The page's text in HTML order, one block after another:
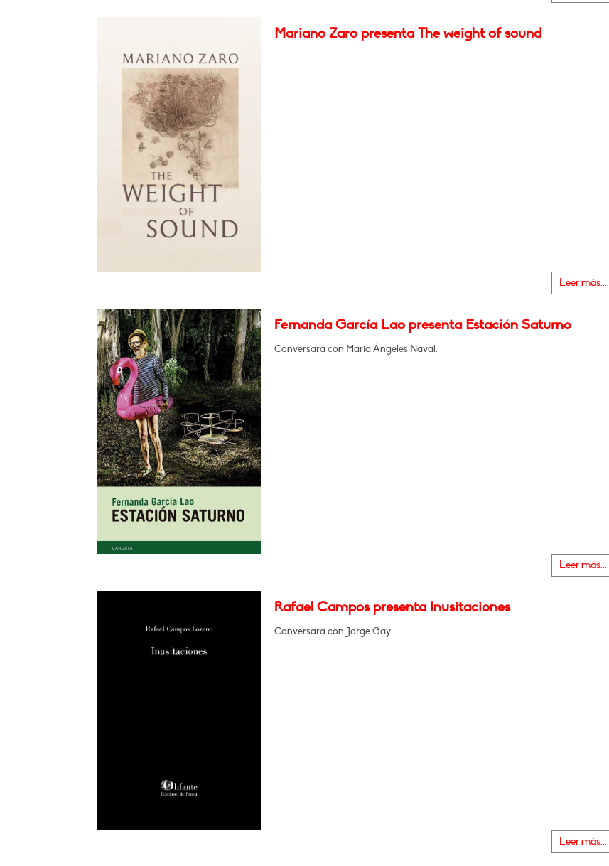
Mariano Zaro presenta The weight of sound
Leer más...
Fernanda García Lao presenta Estación Saturno
Conversará con Maria Ángeles Naval.
Leer más...
Rafael Campos presenta Inusitaciones
Conversará con Jorge Gay
Leer más...